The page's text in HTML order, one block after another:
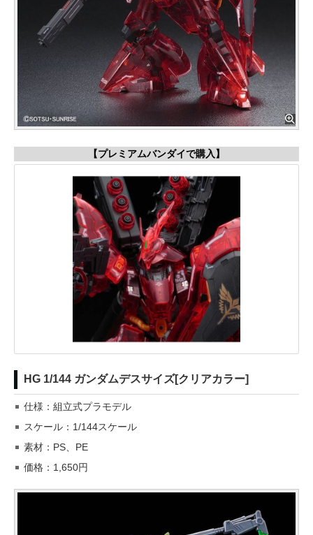
【プレミアムバンダイで購入】
HG 1/144 ガンダムデスサイズ[クリアカラー]
仕様：組立式プラモデル
スケール：1/144スケール
素材：PS、PE
価格：1,650円